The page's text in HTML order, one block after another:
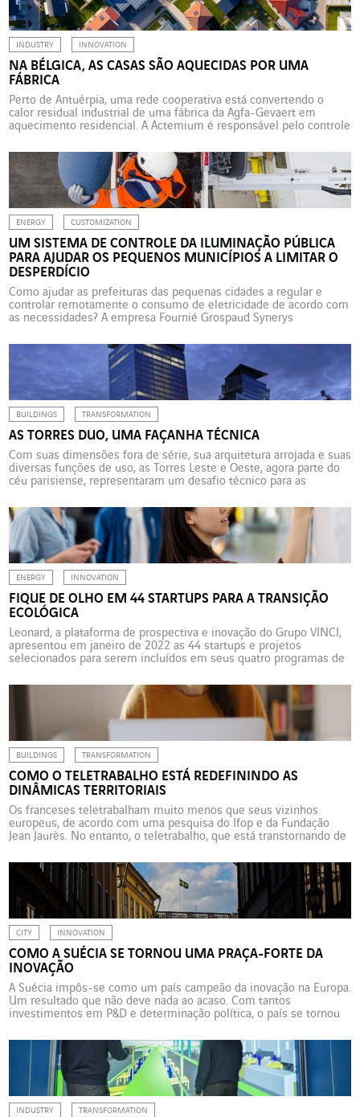
INDUSTRY INNOVATION
NA BÉLGICA, AS CASAS SÃO AQUECIDAS POR UMA
FÁBRICA
Perto de Antuérpia, uma rede cooperativa está convertendo o
calor residual industrial de uma fábrica da Agfa-Gevaert em
aquecimento residencial. A Actemium é responsável pelo controle
incluindo automação, visualização (remota), engenharia elétrica,
construção de painéis e comissionamento da instalação. E se a
energia das fábricas […]
ENERGY CUSTOMIZATION
UM SISTEMA DE CONTROLE DA ILUMINAÇÃO PÚBLICA
PARA AJUDAR OS PEQUENOS MUNICÍPIOS A LIMITAR O
DESPERDÍCIO
Como ajudar as prefeituras das pequenas cidades a regular e
controlar remotamente o consumo de eletricidade de acordo com
as necessidades? A empresa Fournié Grospaud Synerys
França, a iluminação pública representa 41% do consumo de
eletricidade das autoridades locais, 16% de seu consumo total de
[…]
BUILDINGS TRANSFORMATION
AS TORRES DUO, UMA FAÇANHA TÉCNICA
Com suas dimensões fora de série, sua arquitetura arrojada e suas
diversas funções de uso, as Torres Leste e Oeste, agora parte do
céu parisiense, representaram um desafio técnico para as
tamanho XXL. Um projeto emblemático. Assim se poderia
descrever o projeto imobiliário das torres DUO, […]
ENERGY INNOVATION
FIQUE DE OLHO EM 44 STARTUPS PARA A TRANSIÇÃO
ECOLÓGICA
Leonard, a plataforma de prospectiva e inovação do Grupo VINCI,
apresentou em janeiro de 2022 as 44 startups e projetos
selecionados para serem incluídos em seus quatro programas de
Quais são os requisitos? Desenvolver soluções dedicadas à
transição ecológica, assim como à segurança e produtividade nos
BUILDINGS TRANSFORMATION
COMO O TELETRABALHO ESTÁ REDEFININDO AS
DINÂMICAS TERRITORIAIS
Os franceses teletrabalham muito menos que seus vizinhos
europeus, de acordo com uma pesquisa do Ifop e da Fundação
Jean Jaurès. No entanto, o teletrabalho, que está transtornando de
também poderia redefinir as dinâmicas territoriais. Imóveis
comerciais, mobilidades diárias, estratégias residenciais são
todos afetados por estas […]
CITY INNOVATION
COMO A SUÉCIA SE TORNOU UMA PRAÇA-FORTE DA
INOVAÇÃO
A Suécia impôs-se como um país campeão da inovação na Europa.
Um resultado que não deve nada ao acaso. Com tantos
investimentos em P&D e determinação política, o país se tornou
fortes na transição energética e na mobilidade elétrica. O que a
chave inglesa, o marcapasso (pacemaker), […]
INDUSTRY TRANSFORMATION